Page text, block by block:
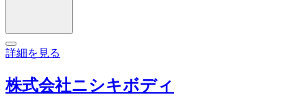
詳細を見る
株式会社ニシキボディ